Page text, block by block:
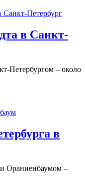
в Санкт-
Петербургом – около
в
Ораниенбаумом –